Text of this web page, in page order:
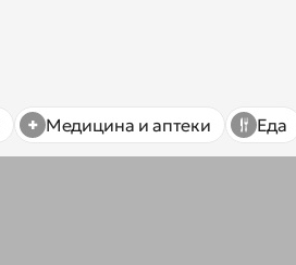
Медицина и аптеки Еда